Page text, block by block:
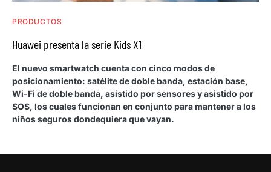
PRODUCTOS
Huawei presenta la serie Kids X1
El nuevo smartwatch cuenta con cinco modos de
posicionamiento: satélite de doble banda, estación base,
Wi-Fi de doble banda, asistido por sensores y asistido por
SOS, los cuales funcionan en conjunto para mantener a los
niños seguros dondequiera que vayan.